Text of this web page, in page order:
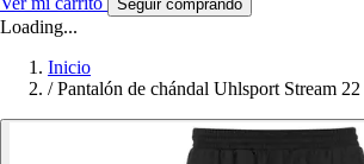
Seguir comprando
Loading...
Inicio
/ Pantalón de chándal Uhlsport Stream